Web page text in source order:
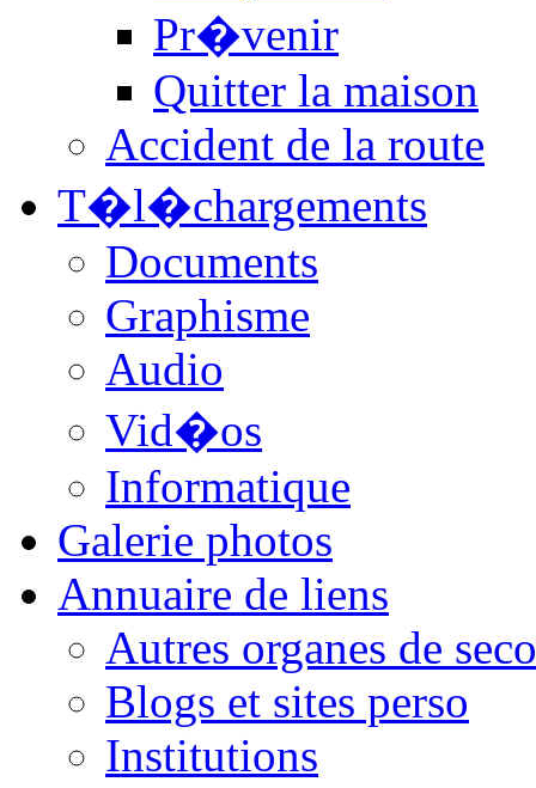
Pr�venir
Quitter la maison
Accident de la route
T�l�chargements
Documents
Graphisme
Audio
Vid�os
Informatique
Galerie photos
Annuaire de liens
Autres organes de
Blogs et sites perso
Institutions